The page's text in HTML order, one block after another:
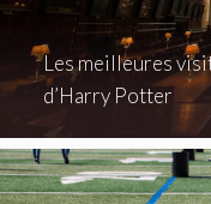
Les meilleures
d’Harry Potter